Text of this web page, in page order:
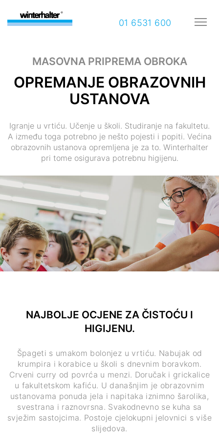
01 6531 600
MASOVNA PRIPREMA OBROKA
OPREMANJE OBRAZOVNIH
USTANOVA
Igranje u vrtiću. Učenje u školi. Studiranje na fakultetu.
A između toga potrebno je nešto pojesti i popiti. Većina
obrazovnih ustanova opremljena je za to. Winterhalter
pri tome osigurava potrebnu higijenu.
NAJBOLJE OCJENE ZA ČISTOĆU I
HIGIJENU.
Špageti s umakom bolonjez u vrtiću. Nabujak od
krumpira i korabice u školi s dnevnim boravkom.
Crveni curry od povrća u menzi. Doručak i grickalice
u fakultetskom kafiću. U današnjim je obrazovnim
ustanovama ponuda jela i napitaka iznimno šarolika,
svestrana i raznovrsna. Svakodnevno se kuha sa
svježim sastojcima. Postoje cjelokupni jelovnici s više
slijedova.